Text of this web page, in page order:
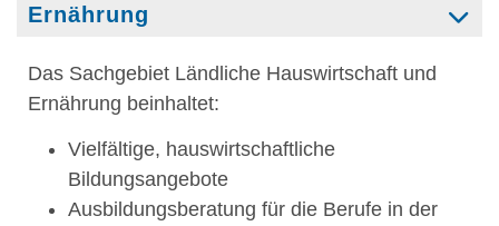
Ernährung
Das Sachgebiet Ländliche Hauswirtschaft und
Ernährung beinhaltet:
Vielfältige, hauswirtschaftliche
Bildungsangebote
Ausbildungsberatung für die Berufe in der